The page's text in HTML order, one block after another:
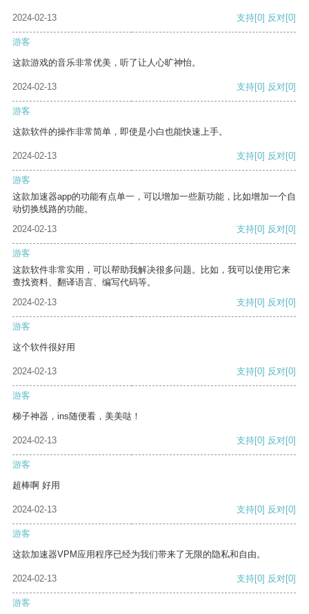
2024-02-13 支持[0] 反对[0]
游客
这款游戏的音乐非常优美，听了让人心旷神怡。
2024-02-13 支持[0] 反对[0]
游客
这款软件的操作非常简单，即使是小白也能快速上手。
2024-02-13 支持[0] 反对[0]
游客
这款加速器app的功能有点单一，可以增加一些新功能，比如增加一个自
动切换线路的功能。
2024-02-13
支持[0] 反对[0]
游客
这款软件非常实用，可以帮助我解决很多问题。比如，我可以使用它来
查找资料、翻译语言、编写代码等。
2024-02-13
支持[0] 反对[0]
游客
这个软件很好用
2024-02-13 支持[0] 反对[0]
游客
梯子神器，ins随便看，美美哒！
2024-02-13 支持[0] 反对[0]
游客
超棒啊 好用
2024-02-13 支持[0] 反对[0]
游客
这款加速器VPM应用程序已经为我们带来了无限的隐私和自由。
2024-02-13 支持[0] 反对[0]
游客